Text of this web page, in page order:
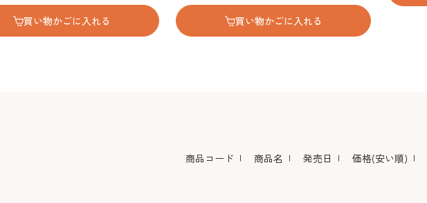
買い物かごに入れる 買い物かごに入れる
商品コード 商品名 発売日 価格(安い順)